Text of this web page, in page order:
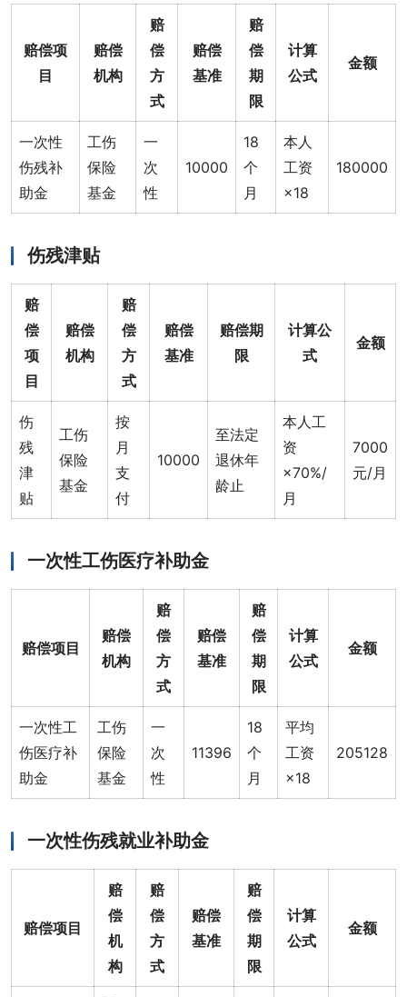
赔偿项
目
赔偿
机构
赔
偿
方
式
赔偿
基准
赔
偿
期
限
计算
公式
金额
一次性
伤残补
助金
工伤
保险
基金
一
次
性
10000
18
个
月
本人
工资
×18
180000
伤残津贴
赔
偿
项
目
赔偿
机构
赔
偿
方
式
赔偿
基准
赔偿期
限
计算公
式
金额
伤
残
津
贴
工伤
保险
基金
按
月
支
付
10000
至法定
退休年
龄止
本人工
资
×70%/
月
7000
元/月
一次性工伤医疗补助金
赔偿项目
赔偿
机构
赔
偿
方
式
赔偿
基准
赔
偿
期
限
计算
公式
金额
一次性工
伤医疗补
助金
工伤
保险
基金
一
次
性
11396
18
个
月
平均
工资
×18
205128
一次性伤残就业补助金
赔偿项目
赔
偿
机
构
赔
偿
方
式
赔偿
基准
赔
偿
期
限
计算
公式
金额